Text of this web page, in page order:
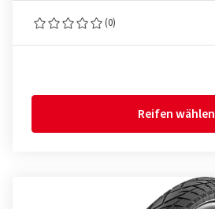
(0)
Reifen wählen